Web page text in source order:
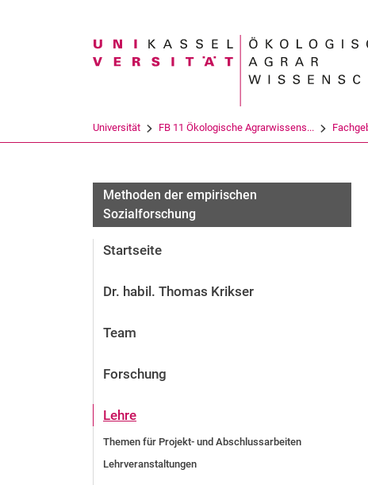
Suchbegriff
Universität FB 11 Ökologische Agrarwissens...
Methoden der empirischen
Sozialforschung
Startseite
Dr. habil. Thomas Krikser
Team
Forschung
Lehre
Themen für Projekt- und Abschlussarbeiten
Lehrveranstaltungen